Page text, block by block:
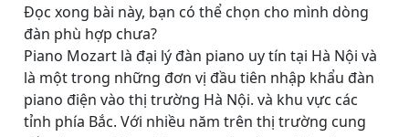
Đọc xong bài này, bạn có thể chọn cho mình dòng
đàn phù hợp chưa?
Piano Mozart là đại lý đàn piano uy tín tại Hà Nội và
là một trong những đơn vị đầu tiên nhập khẩu đàn
piano điện vào thị trường Hà Nội. và khu vực các
tỉnh phía Bắc. Với nhiều năm trên thị trường cung